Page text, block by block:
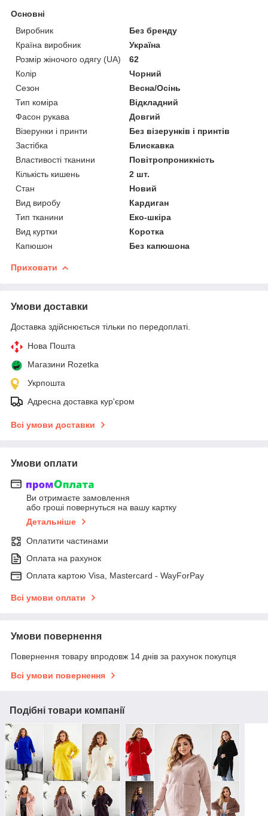
Основні
Виробник
Без бренду
Країна виробник
Україна
Розмір жіночого одягу (UA)
62
Колір
Чорний
Сезон
Весна/Осінь
Тип коміра
Відкладний
Фасон рукава
Довгий
Візерунки і принти
Без візерунків і принтів
Застібка
Блискавка
Властивості тканини
Повітропроникність
Кількість кишень
2 шт.
Стан
Новий
Вид виробу
Кардиган
Тип тканини
Еко-шкіра
Вид куртки
Коротка
Капюшон
Без капюшона
Приховати
Умови доставки
Доставка здійснюється тільки по передоплаті.
Нова Пошта
Магазини Rozetka
Укрпошта
Адресна доставка кур'єром
Всі умови доставки
Умови оплати
Ви отримаєте замовлення
або гроші повернуться на вашу картку
Детальніше
Оплатити частинами
Оплата на рахунок
Оплата картою Visa, Mastercard - WayForPay
Всі умови оплати
Умови повернення
Повернення товару впродовж 14 днів за рахунок покупця
Всі умови повернення
Подібні товари компанії